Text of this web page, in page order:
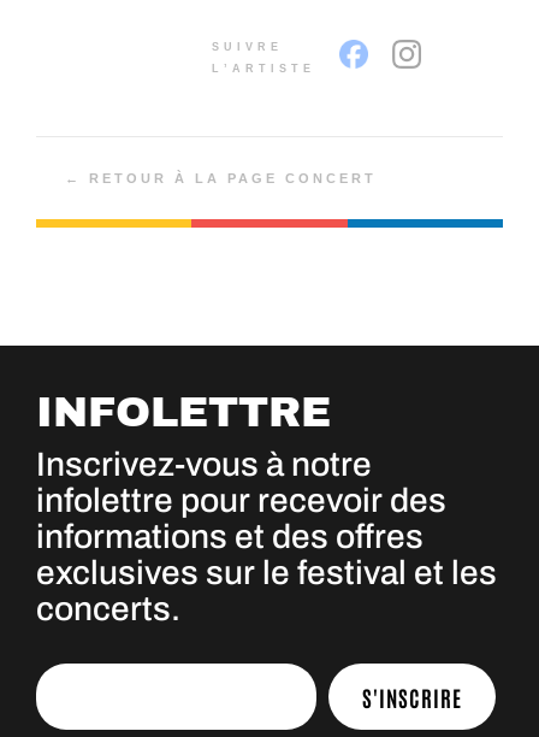
SUIVRE
L’ARTISTE
← RETOUR À LA PAGE CONCERT
INFOLETTRE
Inscrivez-vous à notre
infolettre pour recevoir des
informations et des offres
exclusives sur le festival et les
concerts.
S'INSCRIRE